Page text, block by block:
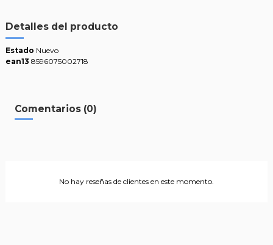
Detalles del producto
Estado Nuevo
ean13 8596075002718
Comentarios (0)
No hay reseñas de clientes en este momento.